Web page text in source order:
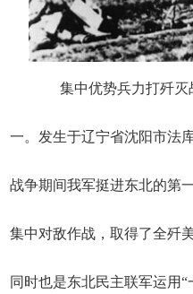
集中优势兵力打歼
一。发生于辽宁省沈阳市法
战争期间我军挺进东北的第
集中对敌作战，取得了全歼
同时也是东北民主联军运用